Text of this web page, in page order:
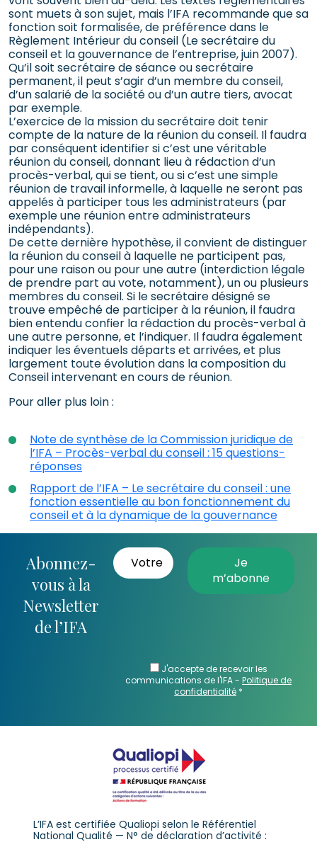
sont muets à son sujet, mais l’IFA recommande que sa
fonction soit formalisée, de préférence dans le
Règlement Intérieur du conseil (Le secrétaire du
conseil et la gouvernance de l’entreprise, juin 2007).
Qu’il soit secrétaire de séance ou secrétaire
permanent, il peut s’agir d’un membre du conseil,
d’un salarié de la société ou d’un autre tiers, avocat
par exemple.
L’exercice de la mission du secrétaire doit tenir
compte de la nature de la réunion du conseil. Il faudra
par conséquent identifier si c’est une véritable
réunion du conseil, donnant lieu à rédaction d’un
procès-verbal, qui se tient, ou si c’est une simple
réunion de travail informelle, à laquelle ne seront pas
appelés à participer tous les administrateurs (par
exemple une réunion entre administrateurs
indépendants).
De cette dernière hypothèse, il convient de distinguer
la réunion du conseil à laquelle ne participent pas,
pour une raison ou pour une autre (interdiction légale
de prendre part au vote, notamment), un ou plusieurs
membres du conseil. Si le secrétaire désigné se
trouve empêché de participer à la réunion, il faudra
bien entendu confier la rédaction du procès-verbal à
une autre personne, et l’indiquer. Il faudra également
indiquer les éventuels départs et arrivées, et plus
largement toute évolution dans la composition du
Conseil intervenant en cours de réunion.
Pour aller plus loin :
Note de synthèse de la Commission juridique de
l’IFA – Procès-verbal du conseil : 15 questions-
réponses
Rapport de l’IFA – Le secrétaire du conseil : une
fonction essentielle au bon fonctionnement du
conseil et à la dynamique de la gouvernance
Abonnez-
vous à la
Newsletter
de l’IFA
J'accepte de recevoir les
communications de l'IFA -Politique de
confidentialité *
L’IFA est certifiée Qualiopi selon le Référentiel
National Qualité — N° de déclaration d’activité :